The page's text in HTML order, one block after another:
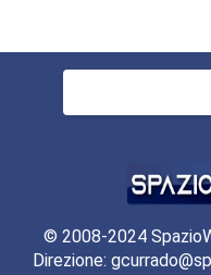
© 2008-2024
Direzione: